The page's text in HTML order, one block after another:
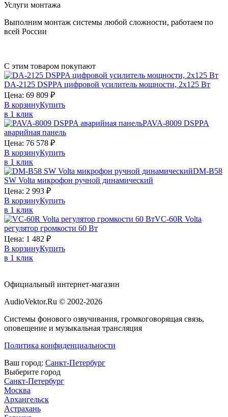
Услуги монтажа
Выполним монтаж системы любой сложности, работаем по
всей России
С этим товаром покупают
DA-2125 DSPPA цифровой усилитель мощности, 2х125 Вт
Цена: 69 809 ₽
В корзинуКупить
в 1 клик
PAVA-8009 DSPPA
аварийная панель
Цена: 76 578 ₽
В корзинуКупить
в 1 клик
DM-B58
SW Volta микрофон ручной динамический
Цена: 2 993 ₽
В корзинуКупить
в 1 клик
VC-60R Volta
регулятор громкости 60 Вт
Цена: 1 482 ₽
В корзинуКупить
в 1 клик
Официальный интернет-магазин
AudioVektor.Ru © 2002-2026
Системы фонового озвучивания, громкоговорящая связь,
оповещение и музыкальная трансляция
Политика конфиденциальности
Ваш город: Санкт-Петербург
Выберите город
Санкт-Петербург
Москва
Архангельск
Астрахань